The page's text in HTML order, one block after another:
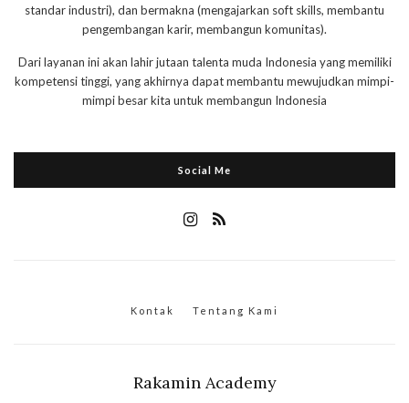
standar industri), dan bermakna (mengajarkan soft skills, membantu
pengembangan karir, membangun komunitas).
Dari layanan ini akan lahir jutaan talenta muda Indonesia yang memiliki
kompetensi tinggi, yang akhirnya dapat membantu mewujudkan mimpi-
mimpi besar kita untuk membangun Indonesia
Social Me
Kontak Tentang Kami
Rakamin Academy